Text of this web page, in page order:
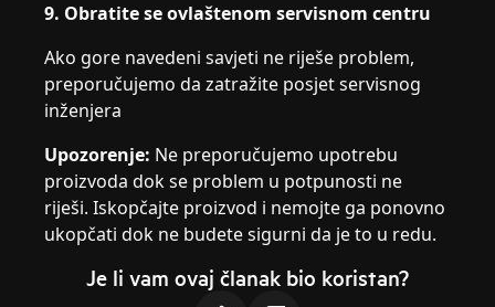
9. Obratite se ovlaštenom servisnom centru
Ako gore navedeni savjeti ne riješe problem,
preporučujemo da zatražite posjet servisnog
inženjera
Upozorenje: Ne preporučujemo upotrebu
proizvoda dok se problem u potpunosti ne
riješi. Iskopčajte proizvod i nemojte ga ponovno
ukopčati dok ne budete sigurni da je to u redu.
Je li vam ovaj članak bio koristan?